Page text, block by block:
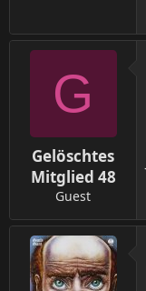
G
Gelöschtes
Mitglied 48
Guest